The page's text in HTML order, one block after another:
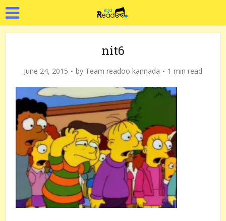
nit6
June 24, 2015 by Team readoo kannada 1 min read